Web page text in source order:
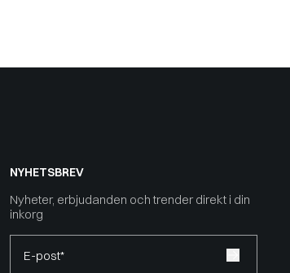
NYHETSBREV
Nyheter, erbjudanden och trender direkt i din
inkorg
E-post*